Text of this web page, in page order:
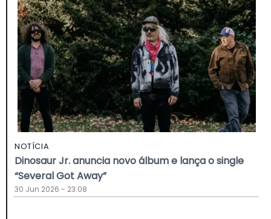
NOTÍCIA
Dinosaur Jr. anuncia novo álbum e lança o single
“Several Got Away”
30 Jun 2026 - 23:08